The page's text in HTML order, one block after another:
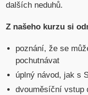
dalších neduhů.
Z našeho kurzu si
poznání, že se
pochutnávat
úplný návod, jak s
dvouměsíční vstup